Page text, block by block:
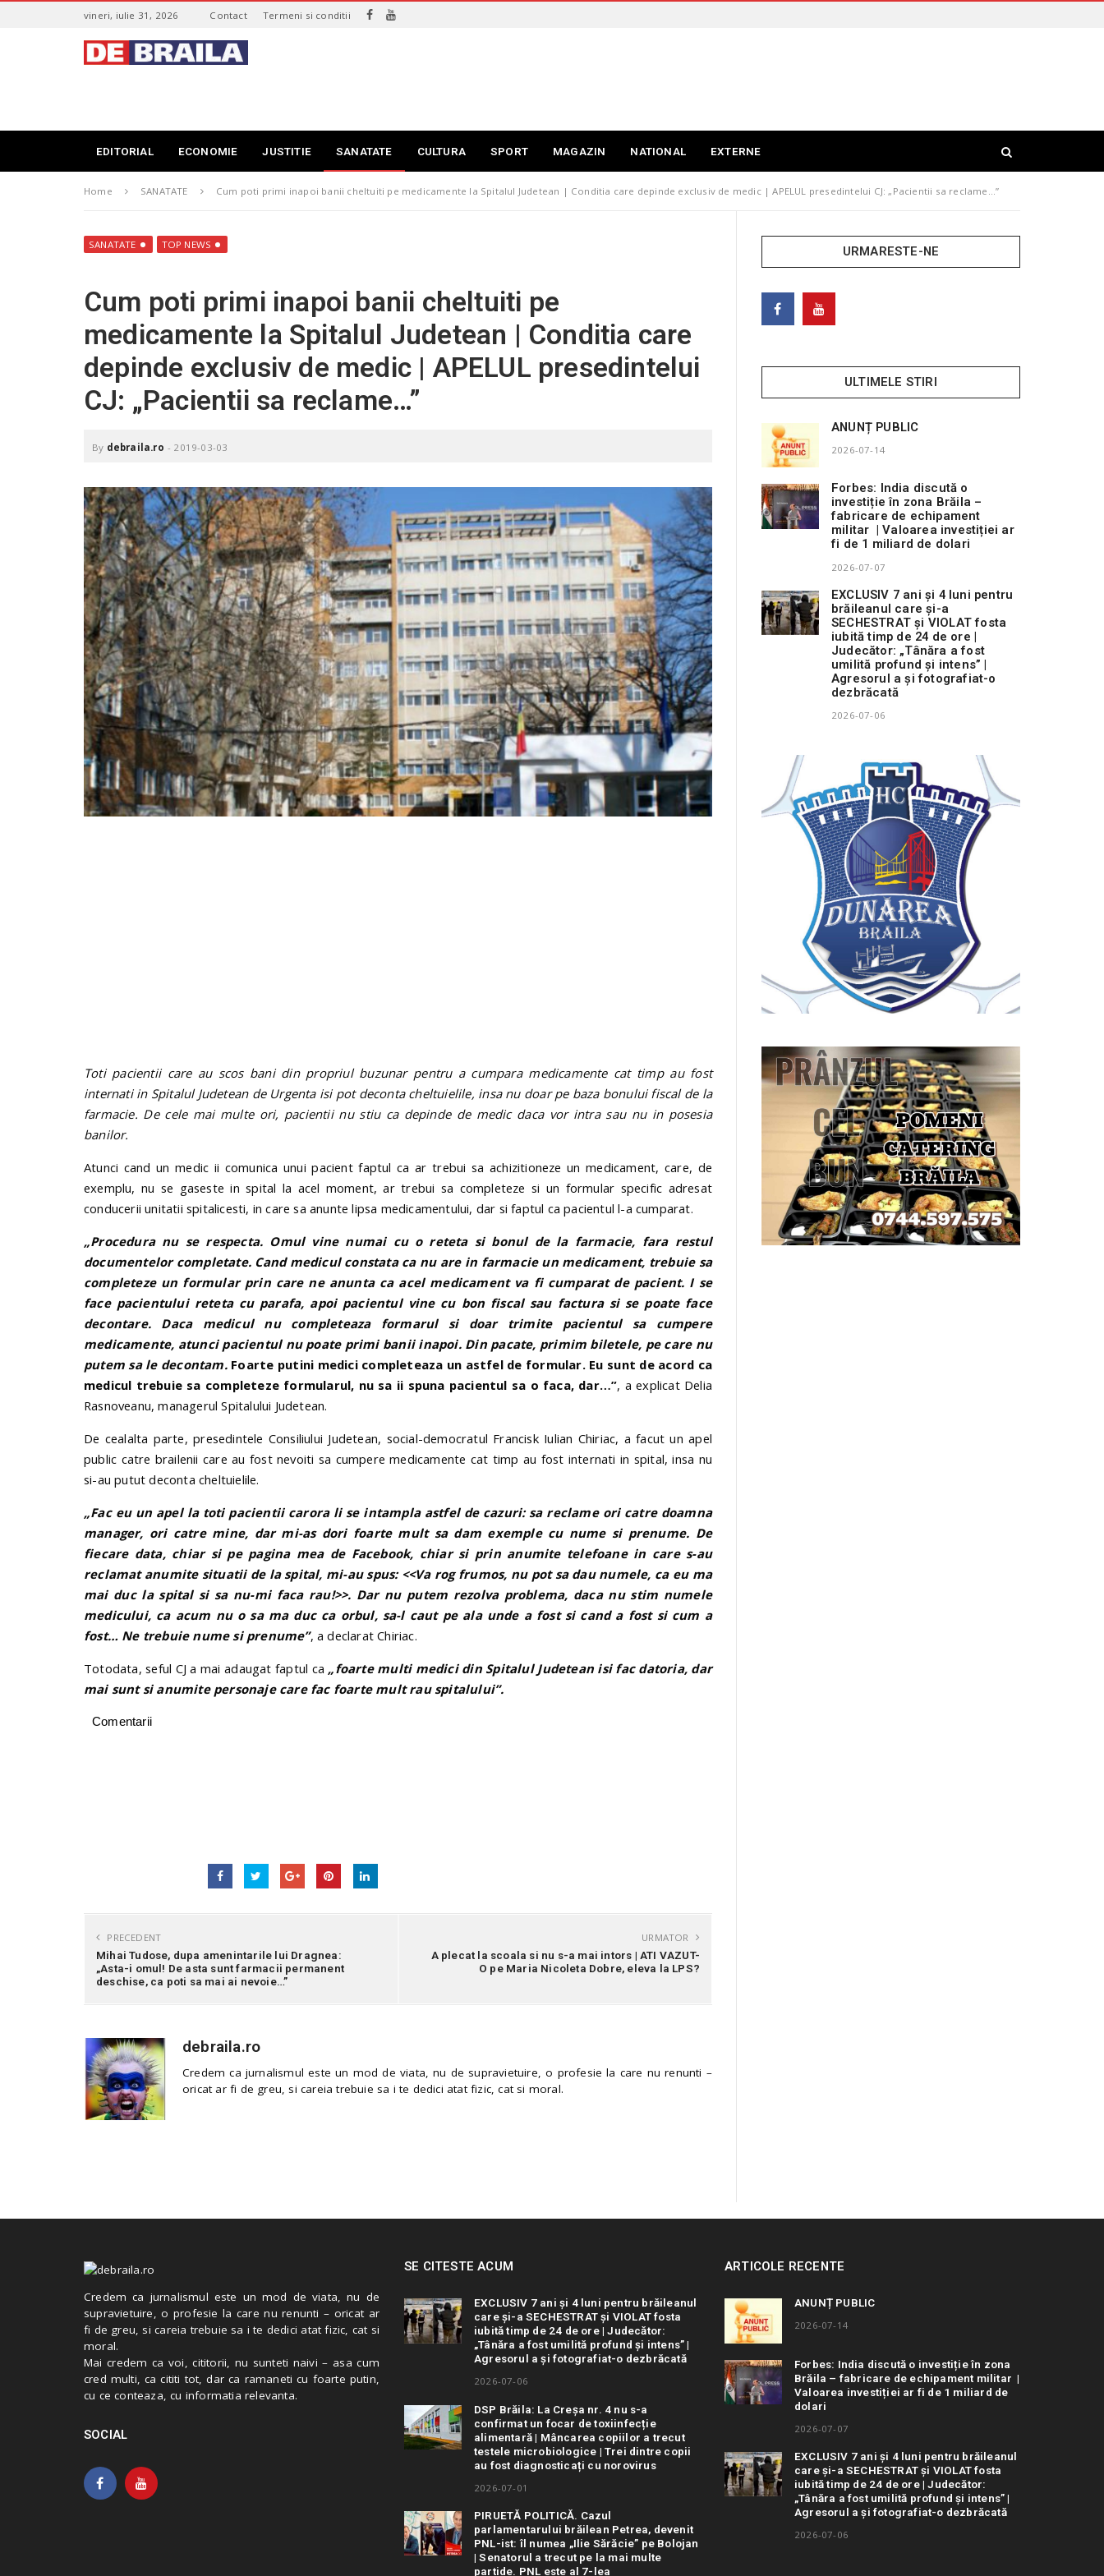
c
vineri, iulie 31, 2026 Contact Termeni si conditii
t
B
l
r
a
i
l
a
.
r
o
EDITORIAL ECONOMIE JUSTITIE SANATATE CULTURA SPORT MAGAZIN NATIONAL EXTERNE
Home SANATATE Cum poti primi inapoi banii cheltuiti pe medicamente la Spitalul Judetean | Conditia care depinde exclusiv de medic | APELUL presedintelui CJ: „Pacientii sa reclame…”
SANATATE TOP NEWS
Cum poti primi inapoi banii cheltuiti pe
medicamente la Spitalul Judetean | Conditia care
depinde exclusiv de medic | APELUL presedintelui
CJ: „Pacientii sa reclame…”
By debraila.ro - 2019-03-03
Toti pacientii care au scos bani din propriul buzunar pentru a cumpara medicamente cat timp au fost
internati in Spitalul Judetean de Urgenta isi pot deconta cheltuielile, insa nu doar pe baza bonului fiscal de la
farmacie. De cele mai multe ori, pacientii nu stiu ca depinde de medic daca vor intra sau nu in posesia
banilor.
Atunci cand un medic ii comunica unui pacient faptul ca ar trebui sa achizitioneze un medicament, care, de
exemplu, nu se gaseste in spital la acel moment, ar trebui sa completeze si un formular specific adresat
conducerii unitatii spitalicesti, in care sa anunte lipsa medicamentului, dar si faptul ca pacientul l-a cumparat.
„Procedura nu se respecta. Omul vine numai cu o reteta si bonul de la farmacie, fara restul
documentelor completate. Cand medicul constata ca nu are in farmacie un medicament, trebuie sa
completeze un formular prin care ne anunta ca acel medicament va fi cumparat de pacient. I se
face pacientului reteta cu parafa, apoi pacientul vine cu bon fiscal sau factura si se poate face
decontare. Daca medicul nu completeaza formarul si doar trimite pacientul sa cumpere
medicamente, atunci pacientul nu poate primi banii inapoi. Din pacate, primim biletele, pe care nu
putem sa le decontam.Foarte putini medici completeaza un astfel de formular. Eu sunt de acord ca
medicul trebuie sa completeze formularul, nu sa ii spuna pacientul sa o faca, dar…”, a explicat Delia
Rasnoveanu, managerul Spitalului Judetean.
De cealalta parte, presedintele Consiliului Judetean, social-democratul Francisk Iulian Chiriac, a facut un apel
public catre brailenii care au fost nevoiti sa cumpere medicamente cat timp au fost internati in spital, insa nu
si-au putut deconta cheltuielile.
„Fac eu un apel la toti pacientii carora li se intampla astfel de cazuri: sa reclame ori catre doamna
manager, ori catre mine, dar mi-as dori foarte mult sa dam exemple cu nume si prenume. De
fiecare data, chiar si pe pagina mea de Facebook, chiar si prin anumite telefoane in care s-au
reclamat anumite situatii de la spital, mi-au spus: <<Va rog frumos, nu pot sa dau numele, ca eu ma
mai duc la spital si sa nu-mi faca rau!>>. Dar nu putem rezolva problema, daca nu stim numele
medicului, ca acum nu o sa ma duc ca orbul, sa-l caut pe ala unde a fost si cand a fost si cum a
fost… Ne trebuie nume si prenume”, a declarat Chiriac.
Totodata, seful CJ a mai adaugat faptul ca „foarte multi medici din Spitalul Judetean isi fac datoria, dar
mai sunt si anumite personaje care fac foarte mult rau spitalului”.
Comentarii
PRECEDENT
Mihai Tudose, dupa amenintarile lui Dragnea:
„Asta-i omul! De asta sunt farmacii permanent
deschise, ca poti sa mai ai nevoie…”
URMATOR
A plecat la scoala si nu s-a mai intors | ATI VAZUT-
O pe Maria Nicoleta Dobre, eleva la LPS?
debraila.ro
Credem ca jurnalismul este un mod de viata, nu de supravietuire, o profesie la care nu renunti –
oricat ar fi de greu, si careia trebuie sa i te dedici atat fizic, cat si moral.
URMARESTE-NE
ULTIMELE STIRI
ANUNȚ PUBLIC
2026-07-14
Forbes: India discută o
investiție în zona Brăila –
fabricare de echipament
militar | Valoarea investiției ar
fi de 1 miliard de dolari
2026-07-07
EXCLUSIV 7 ani și 4 luni pentru
brăileanul care și-a
SECHESTRAT și VIOLAT fosta
iubită timp de 24 de ore |
Judecător: „Tânăra a fost
umilită profund și intens” |
Agresorul a și fotografiat-o
dezbrăcată
2026-07-06
Credem ca jurnalismul este un mod de viata, nu de
supravietuire, o profesie la care nu renunti – oricat ar
fi de greu, si careia trebuie sa i te dedici atat fizic, cat si
moral.
Mai credem ca voi, cititorii, nu sunteti naivi – asa cum
cred multi, ca cititi tot, dar ca ramaneti cu foarte putin,
cu ce conteaza, cu informatia relevanta.
SOCIAL
SE CITESTE ACUM
EXCLUSIV 7 ani și 4 luni pentru brăileanul
care și-a SECHESTRAT și VIOLAT fosta
iubită timp de 24 de ore | Judecător:
„Tânăra a fost umilită profund și intens” |
Agresorul a și fotografiat-o dezbrăcată
2026-07-06
DSP Brăila: La Creșa nr. 4 nu s-a
confirmat un focar de toxiinfecție
alimentară | Mâncarea copiilor a trecut
testele microbiologice | Trei dintre copii
au fost diagnosticați cu norovirus
2026-07-01
PIRUETĂ POLITICĂ. Cazul
parlamentarului brăilean Petrea, devenit
PNL-ist: îl numea „Ilie Sărăcie” pe Bolojan
| Senatorul a trecut pe la mai multe
partide. PNL este al 7-lea
ARTICOLE RECENTE
ANUNȚ PUBLIC
2026-07-14
Forbes: India discută o investiție în zona
Brăila – fabricare de echipament militar |
Valoarea investiției ar fi de 1 miliard de
dolari
2026-07-07
EXCLUSIV 7 ani și 4 luni pentru brăileanul
care și-a SECHESTRAT și VIOLAT fosta
iubită timp de 24 de ore | Judecător:
„Tânăra a fost umilită profund și intens” |
Agresorul a și fotografiat-o dezbrăcată
2026-07-06